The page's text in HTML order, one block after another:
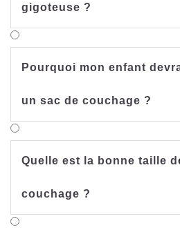
gigoteuse ?
Pourquoi mon enfant
un sac de couchage ?
Quelle est la bonne taille
couchage ?